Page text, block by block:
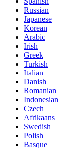
Russian
Japanese
Korean
Arabic
Irish
Greek
Turkish
Italian
Danish
Romanian
Indonesian
Czech
Afrikaans
Swedish
Polish
Basque